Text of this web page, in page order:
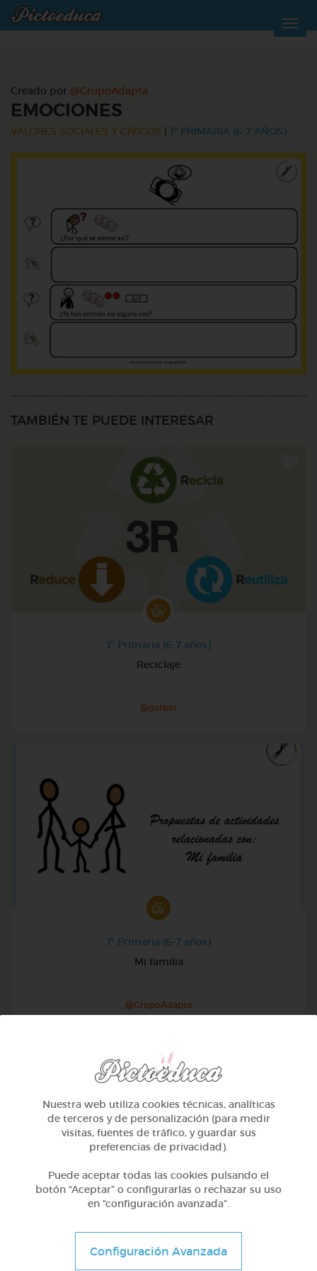
Creado por @GrupoAdapta
EMOCIONES
VALORES SOCIALES Y CÍVICOS 1º PRIMARIA (6-7 AÑOS)
TAMBIÉN TE PUEDE INTERESAR
1º Primaria (6-7 años)
Reciclaje
@galiest
1º Primaria (6-7 años)
Mi familia
@GrupoAdapta
Geometría y fotografía
Nuestra web utiliza cookies técnicas, analíticas
de terceros y de personalización (para medir
visitas, fuentes de tráfico, y guardar sus
preferencias de privacidad).
Puede aceptar todas las cookies pulsando el
botón “Aceptar” o configurarlas o rechazar su uso
en “configuración avanzada”.
Configuración Avanzada